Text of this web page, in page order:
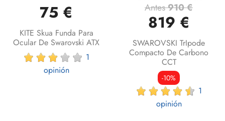
75 €
KITE Skua Funda Para
Ocular De Swarovski ATX
1
opinión
Antes910 €
819 €
SWAROVSKI TrIpode
Compacto De Carbono
CCT
-10%
1
opinión